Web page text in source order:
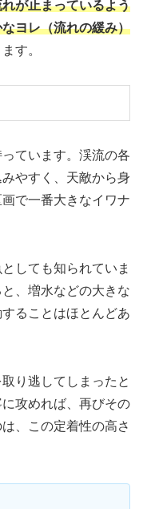
が止まっているよう
ヨレ（流れの緩み）
す。
ています。渓流の各
やすく、天敵から身
で一番大きなイワナ
しても知られていま
、増水などの大きな
ることはほとんどあ
り逃してしまったと
攻めれば、再びその
、この定着性の高さ